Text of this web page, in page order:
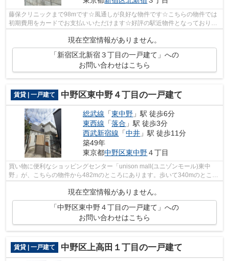
藤保クリニックまで98mです☆風通しが良好な物件です☆こちらの物件では
初期費用をカードでお支払いいただけます☆好評の駅近物件となっており、
駅より徒歩9分に立地しています☆総武線東...
現在空室情報がありません。
「新宿区北新宿３丁目の一戸建て」への
お問い合わせはこちら
賃貸 | 一戸建て 中野区東中野４丁目の一戸建て
総武線 「東中野 」駅 徒歩6分
東西線 「落合 」駅 徒歩3分
西武新宿線 「中井 」駅 徒歩11分
築49年
東京都中野区東中野４丁目
買い物に便利なショッピングセンター「unison mall(ユニゾンモール)東中
野」が、こちらの物件から482mのところにあります。歩いて340mのところ
現在空室情報がありません。
「中野区東中野４丁目の一戸建て」への
お問い合わせはこちら
賃貸 | 一戸建て 中野区上高田１丁目の一戸建て